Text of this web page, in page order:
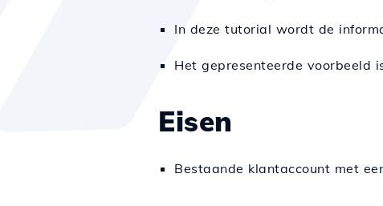
In deze tutorial wordt de
Het gepresenteerde voorbeeld
Eisen
Bestaande klantaccount met